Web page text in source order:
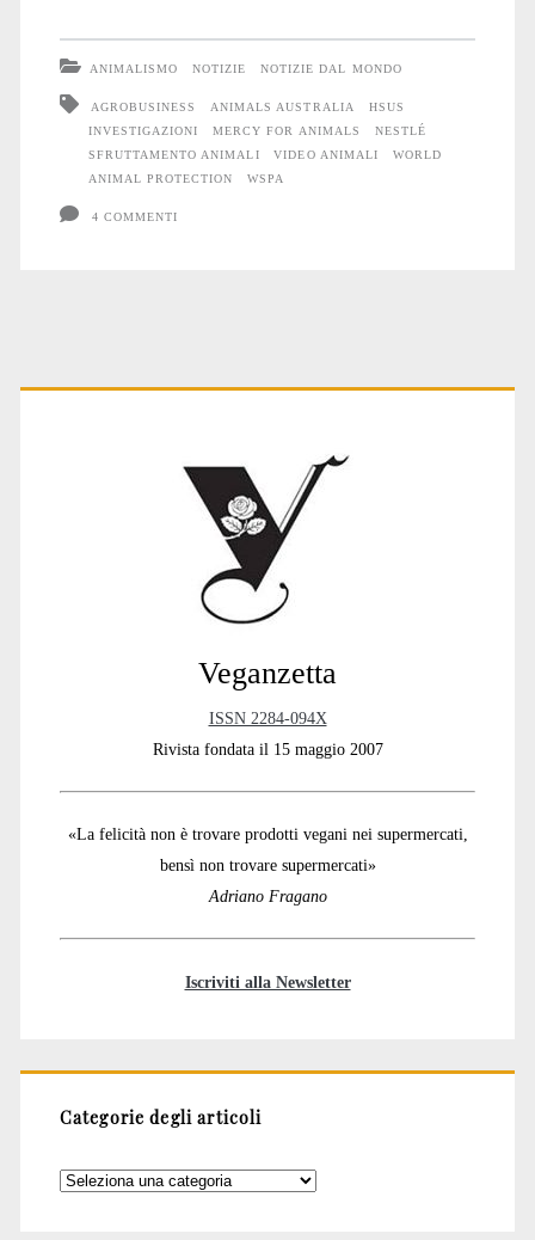
parliamo?
ANIMALISMO NOTIZIE NOTIZIE DAL MONDO
AGROBUSINESS ANIMALS AUSTRALIA
HSUS
INVESTIGAZIONI
MERCY FOR ANIMALS
NESTLÉ
SFRUTTAMENTO ANIMALI
VIDEO ANIMALI
WORLD
ANIMAL PROTECTION
WSPA
4 COMMENTI
Primary
Veganzetta
ISSN 2284-094X
Rivista fondata il 15 maggio 2007
«La felicità non è trovare prodotti vegani nei supermercati,
bensì non trovare supermercati»
Adriano Fragano
Iscriviti alla Newsletter
Categorie degli articoli
Categorie